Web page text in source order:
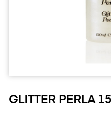
GLITTER PERLA